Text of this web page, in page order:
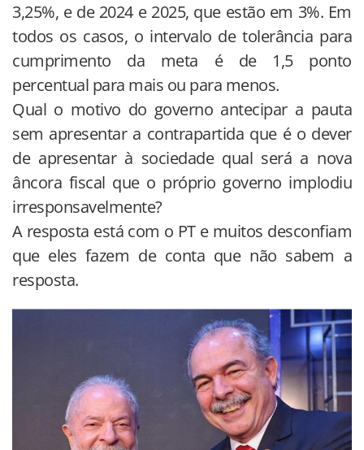
3,25%, e de 2024 e 2025, que estão em 3%. Em
todos os casos, o intervalo de tolerância para
cumprimento da meta é de 1,5 ponto
percentual para mais ou para menos.
Qual o motivo do governo antecipar a pauta
sem apresentar a contrapartida que é o dever
de apresentar à sociedade qual será a nova
âncora fiscal que o próprio governo implodiu
irresponsavelmente?
A resposta está com o PT e muitos desconfiam
que eles fazem de conta que não sabem a
resposta.